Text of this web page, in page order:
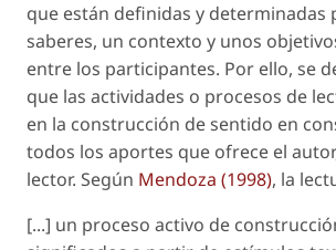
que están definidas y determinadas
saberes, un contexto y unos
entre los participantes. Por ello, se
que las actividades o procesos de
en la construcción de sentido en
todos los aportes que ofrece el
lector. Según Mendoza (1998), la
[...] un proceso activo de